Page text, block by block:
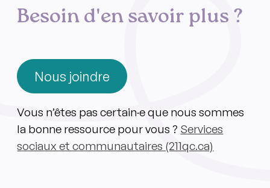
Besoin d'en savoir plus ?
Nous joindre
Vous n’êtes pas certain·e que nous sommes
la bonne ressource pour vous ? Services
sociaux et communautaires (211qc.ca)